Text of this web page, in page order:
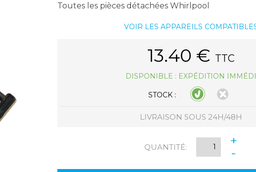
Toutes les pièces détachées Whirlpool
VOIR LES APPAREILS
13.40 € TTC
STOCK :
DISPONIBLE : EXPÉDITION
LIVRAISON SOUS 24H/48H
QUANTITÉ:
+
-